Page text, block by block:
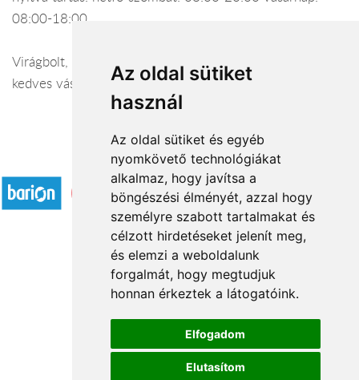
Az oldal sütiket
használ
Az oldal sütiket és egyéb
nyomkövető technológiákat
alkalmaz, hogy javítsa a
böngészési élményét, azzal hogy
személyre szabott tartalmakat és
célzott hirdetéseket jelenít meg,
és elemzi a weboldalunk
forgalmát, hogy megtudjuk
honnan érkeztek a látogatóink.
Elfogadom
Elutasítom
08:00-18:00
Virágbolt, virágkötészet és otthoni dekoráció várja
kedves vásárlóinkat a vásárosnaményi üzletünkben.
Elfogadott fizetési módok
Rólunk
Kapcsolat
Á.SZ.F.
Impresszum
Adatkezelési tájékoztató